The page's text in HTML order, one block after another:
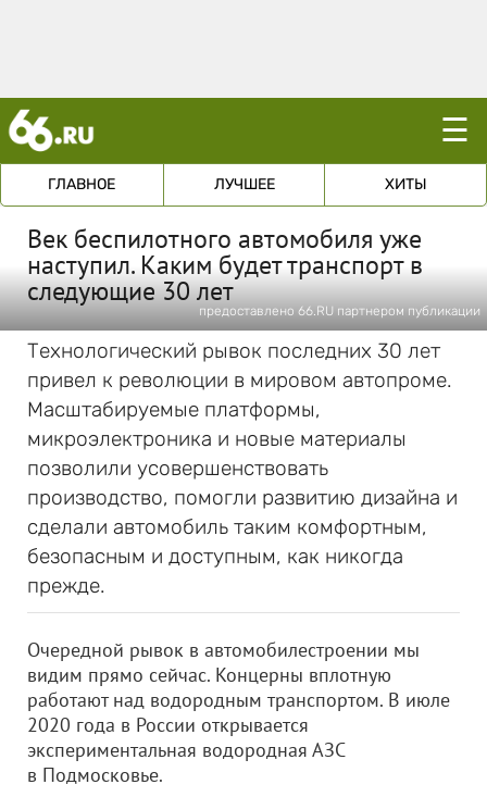
☰
ГЛАВНОЕ ЛУЧШЕЕ ХИТЫ
Век беспилотного автомобиля уже
наступил. Каким будет транспорт в
следующие 30 лет
предоставлено 66.RU партнером публикации
Технологический рывок последних 30 лет
привел к революции в мировом автопроме.
Масштабируемые платформы,
микроэлектроника и новые материалы
позволили усовершенствовать
производство, помогли развитию дизайна и
сделали автомобиль таким комфортным,
безопасным и доступным, как никогда
прежде.
Очередной рывок в автомобилестроении мы
видим прямо сейчас. Концерны вплотную
работают над водородным транспортом. В июле
2020 года в России открывается
экспериментальная водородная АЗС
в Подмосковье.